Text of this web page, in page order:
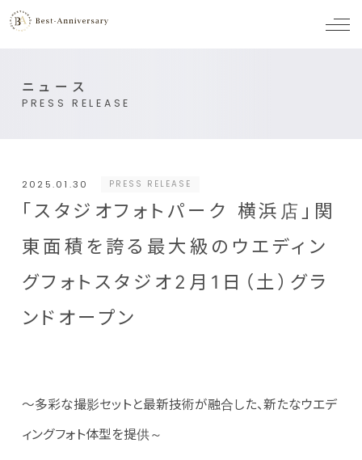
メ
ニュース
PRESS RELEASE
2025.01.30 PRESS RELEASE
「スタジオフォトパーク 横浜店」関
東面積を誇る最大級のウエディン
グフォトスタジオ2月1日（土）グラ
ンドオープン
～多彩な撮影セットと最新技術が融合した、新たなウエデ
ィングフォト体型を提供～